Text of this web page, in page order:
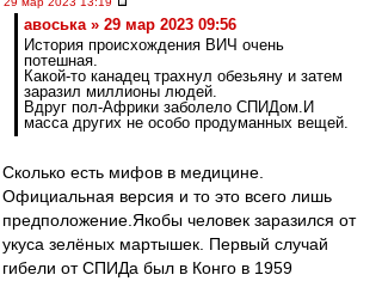
авоська » 29 мар 2023 09:56
История происхождения ВИЧ очень
потешная.
Какой-то канадец трахнул обезьяну и затем
заразил миллионы людей.
Вдруг пол-Африки заболело СПИДом.И
масса других не особо продуманных вещей.
Сколько есть мифов в медицине.
Официальная версия и то это всего лишь
предположение.Якобы человек заразился от
укуса зелёных мартышек. Первый случай
гибели от СПИДа был в Конго в 1959